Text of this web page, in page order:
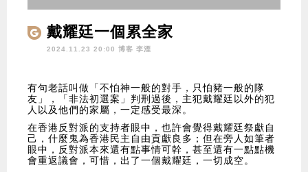
戴耀廷一個累全家
2024.11.23 20:00 博客 李湮
有句老話叫做「不怕神一般的對手，只怕豬一般的隊
友」，「非法初選案」判刑過後，主犯戴耀廷以外的犯
人以及他們的家屬，一定感受最深。
在香港反對派的支持者眼中，也許會覺得戴耀廷祭獻自
己，什麼鬼為香港民主自由貢獻良多；但在旁人如筆者
眼中，反對派本來還有點事情可幹，甚至還有一點點機
會重返議會，可惜，出了一個戴耀廷，一切成空。